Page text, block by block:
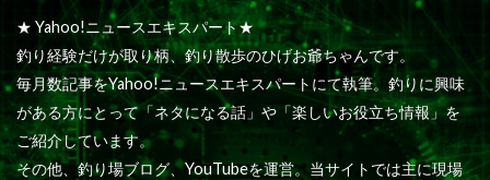
★ Yahoo!ニュースエキスパート★
釣り経験だけが取り柄、釣り散歩のひげお爺ちゃんです。
毎月数記事をYahoo!ニュースエキスパートにて執筆。釣りに興味
がある方にとって「ネタになる話」や「楽しいお役立ち情報」を
ご紹介しています。
その他、釣り場ブログ、YouTubeを運営。当サイトでは主に現場